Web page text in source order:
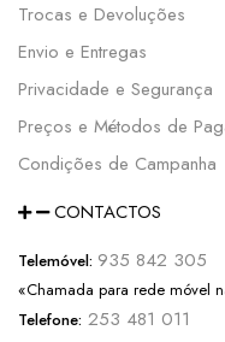
Trocas e Devoluções
Envio e Entregas
Privacidade e Segurança
Preços e Métodos de
Condições de Campanha
CONTACTOS
Telemóvel: 935 842 305
«Chamada para rede móvel
Telefone: 253 481 011